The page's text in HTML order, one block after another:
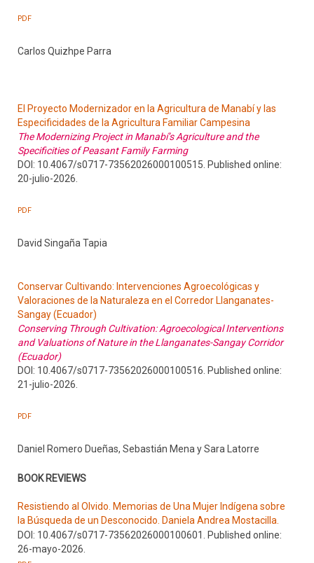
PDF
Carlos Quizhpe Parra
El Proyecto Modernizador en la Agricultura de Manabí y las
Especificidades de la Agricultura Familiar Campesina
The Modernizing Project in Manabí’s Agriculture and the
Specificities of Peasant Family Farming
DOI: 10.4067/s0717-73562026000100515. Published online:
20-julio-2026.
PDF
David Singaña Tapia
Conservar Cultivando: Intervenciones Agroecológicas y
Valoraciones de la Naturaleza en el Corredor Llanganates-
Sangay (Ecuador)
Conserving Through Cultivation: Agroecological Interventions
and Valuations of Nature in the Llanganates-Sangay Corridor
(Ecuador)
DOI: 10.4067/s0717-73562026000100516. Published online:
21-julio-2026.
PDF
Daniel Romero Dueñas, Sebastián Mena y Sara Latorre
BOOK REVIEWS
Resistiendo al Olvido. Memorias de Una Mujer Indígena sobre
la Búsqueda de un Desconocido. Daniela Andrea Mostacilla.
DOI: 10.4067/s0717-73562026000100601. Published online:
26-mayo-2026.